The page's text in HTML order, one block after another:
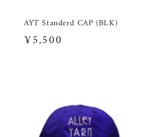
AYT Standerd CAP (BLK)
Regular
¥5,500